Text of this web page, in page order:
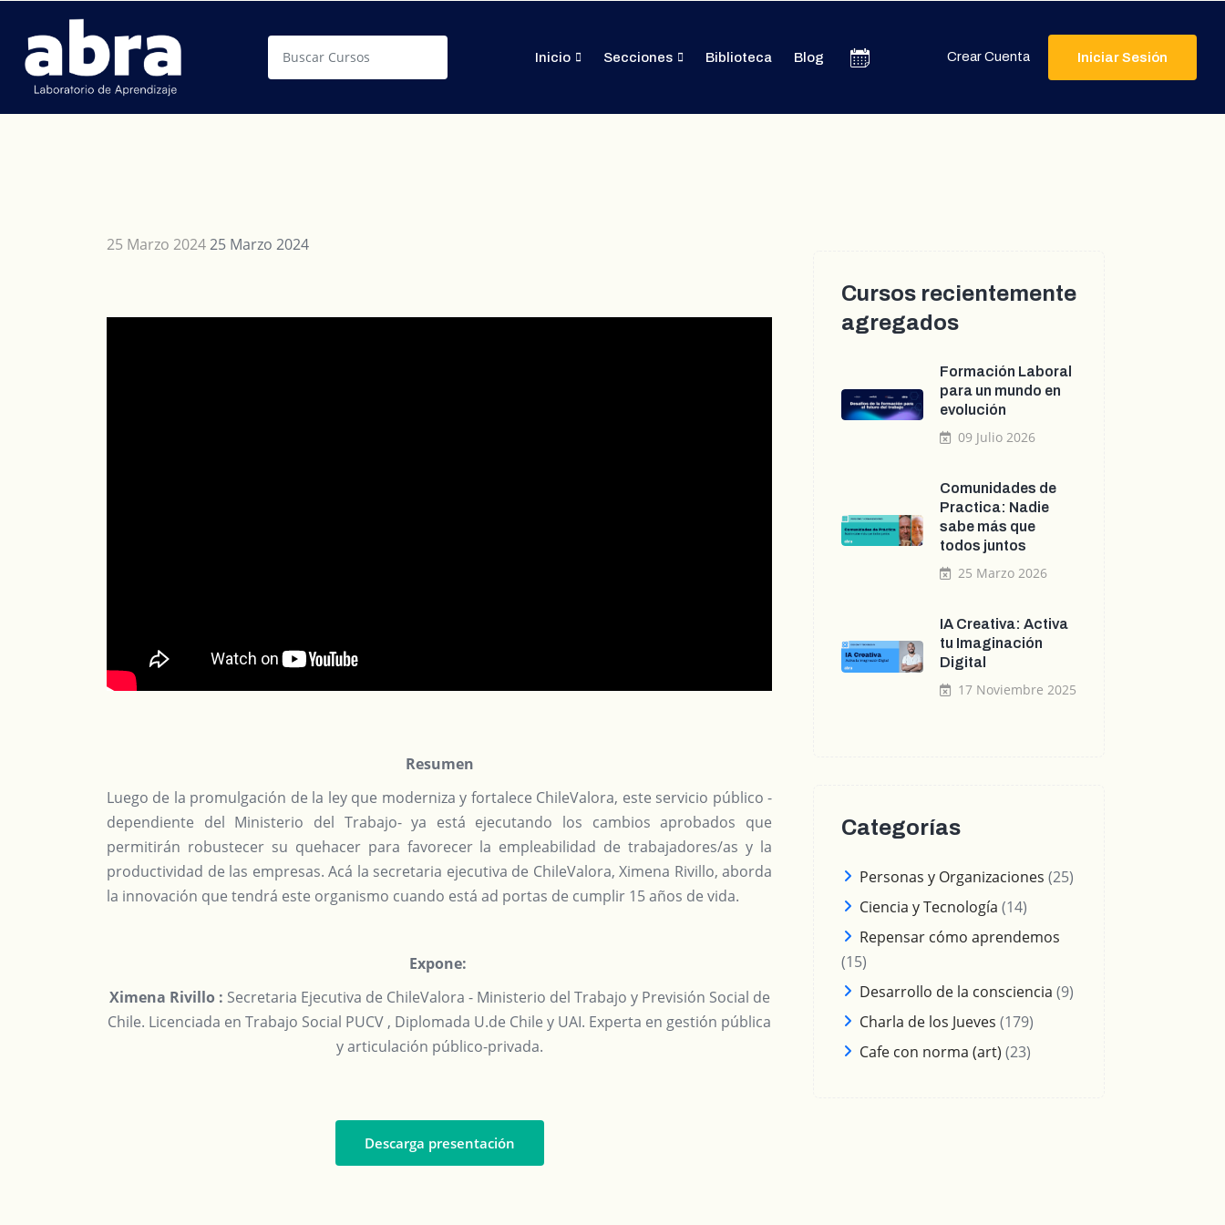
Buscar Inicio Secciones Biblioteca Blog Crear Cuenta Iniciar Sesión
25 Marzo 202425 Marzo 2024
Resumen
Luego de la promulgación de la ley que moderniza y fortalece ChileValora, este servicio público -
dependiente del Ministerio del Trabajo- ya está ejecutando los cambios aprobados que
permitirán robustecer su quehacer para favorecer la empleabilidad de trabajadores/as y la
productividad de las empresas. Acá la secretaria ejecutiva de ChileValora, Ximena Rivillo, aborda
la innovación que tendrá este organismo cuando está ad portas de cumplir 15 años de vida.
Expone:
Ximena Rivillo: Secretaria Ejecutiva de ChileValora - Ministerio del Trabajo y Previsión Social de
Chile. Licenciada en Trabajo Social PUCV , Diplomada U.de Chile y UAI. Experta en gestión pública
y articulación público-privada.
Descarga presentación
Cursos recientemente
agregados
Formación Laboral
para un mundo en
evolución
09 Julio 2026
Comunidades de
Practica: Nadie
sabe más que
todos juntos
25 Marzo 2026
IA Creativa: Activa
tu Imaginación
Digital
17 Noviembre 2025
Categorías
Personas y Organizaciones (25)
Ciencia y Tecnología (14)
Repensar cómo aprendemos
(15)
Desarrollo de la consciencia (9)
Charla de los Jueves (179)
Cafe con norma (art) (23)